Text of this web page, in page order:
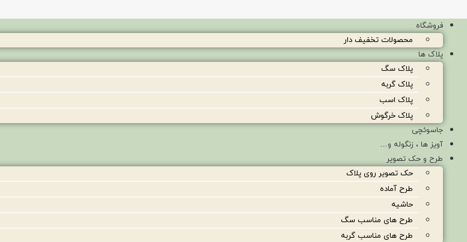
فروشگاه
محصولات تخفیف دار
پلاک ها
پلاک سگ
پلاک گربه
پلاک اسب
پلاک خرگوش
جاسوئچی
آویز ها ، زنگوله و…
طرح و حک تصویر
حک تصویر روی پلاک
طرح آماده
حاشیه
طرح های مناسب سگ
طرح های مناسب گربه